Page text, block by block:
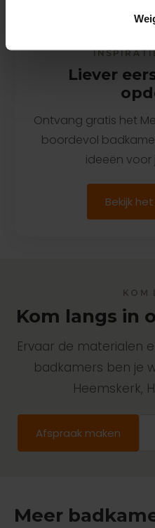
Liever
Ontvang gratis het
boordevol
ideeën voor
Bekijk
KOM
Kom langs in
Ervaar de materialen
badkamers ben je
Heemskerk,
Afspraak maken
Meer